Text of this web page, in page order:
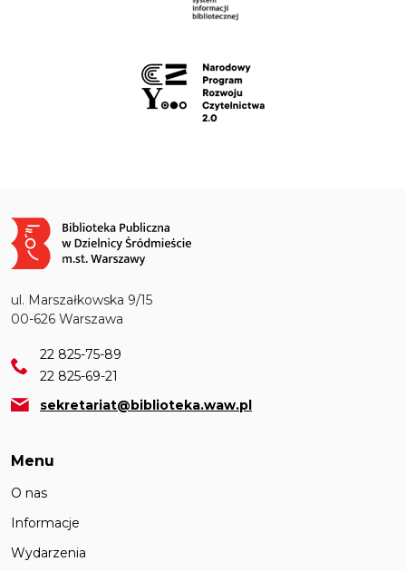
Obraz
ul. Marszałkowska 9/15
00-626 Warszawa
22 825-75-89
22 825-69-21
sekretariat@biblioteka.waw.pl
Menu
O nas
Informacje
Wydarzenia